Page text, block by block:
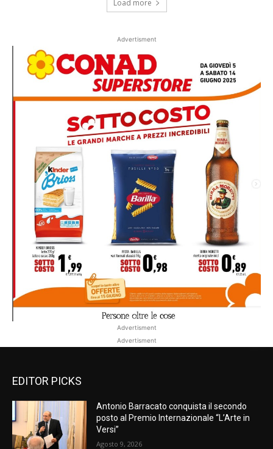
Load more
Advertisment
Advertisment
Advertisment
EDITOR PICKS
Antonio Barracato conquista il secondo
posto al Premio Internazionale “L’Arte in
Versi”
Agosto 9, 2026